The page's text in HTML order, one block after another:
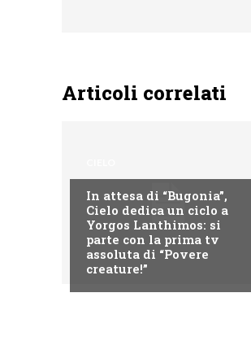
Articoli correlati
In attesa di “Bugonia”,
Cielo dedica un ciclo a
Yorgos Lanthimos: si
parte con la prima tv
assoluta di “Povere
creature!”